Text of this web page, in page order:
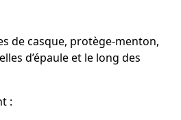
de casque, protège-menton,
d’épaule et le long des
: